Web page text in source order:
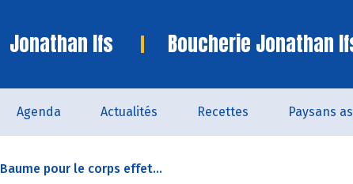
Jonathan Ifs Boucherie Jonathan
Agenda Actualités Recettes Paysans
Baume pour le corps effet...